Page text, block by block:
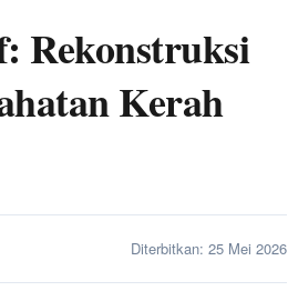
Rekonstruksi
Kerah
Diterbitkan: 25 Mei 2026